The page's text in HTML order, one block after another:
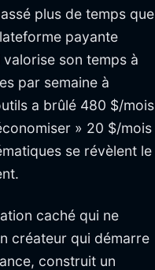
plus de temps que
payante
son temps à
par semaine à
a brûlé 480 $/mois
» 20 $/mois
se révèlent le
caché qui ne
créateur qui démarre
construit un